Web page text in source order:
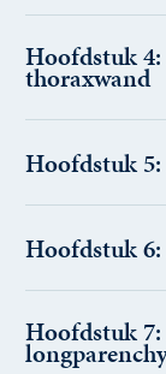
Hoofdstuk
thoraxwand
Hoofdstuk
Hoofdstuk
Hoofdstuk